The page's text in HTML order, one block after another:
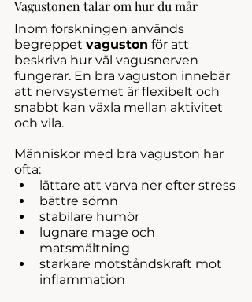
Vagustonen talar om hur du mår
Inom forskningen används
begreppet vaguston för att
beskriva hur väl vagusnerven
fungerar. En bra vaguston innebär
att nervsystemet är flexibelt och
snabbt kan växla mellan aktivitet
och vila.
Människor med bra vaguston har
ofta:
lättare att varva ner efter stress
bättre sömn
stabilare humör
lugnare mage och
matsmältning
starkare motståndskraft mot
inflammation